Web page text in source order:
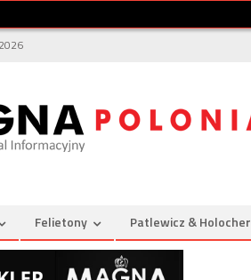
Felietony Patlewicz & Holocher